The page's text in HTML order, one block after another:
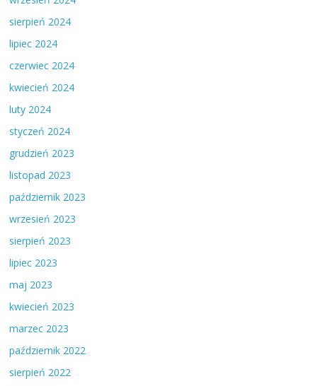
sierpień 2024
lipiec 2024
czerwiec 2024
kwiecień 2024
luty 2024
styczeń 2024
grudzień 2023
listopad 2023
październik 2023
wrzesień 2023
sierpień 2023
lipiec 2023
maj 2023
kwiecień 2023
marzec 2023
październik 2022
sierpień 2022